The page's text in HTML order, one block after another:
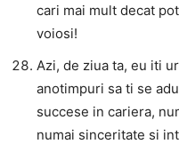
cari mai mult decat
voiosi!
Azi, de ziua ta, eu iti
anotimpuri sa ti se
succese in cariera,
numai sinceritate si